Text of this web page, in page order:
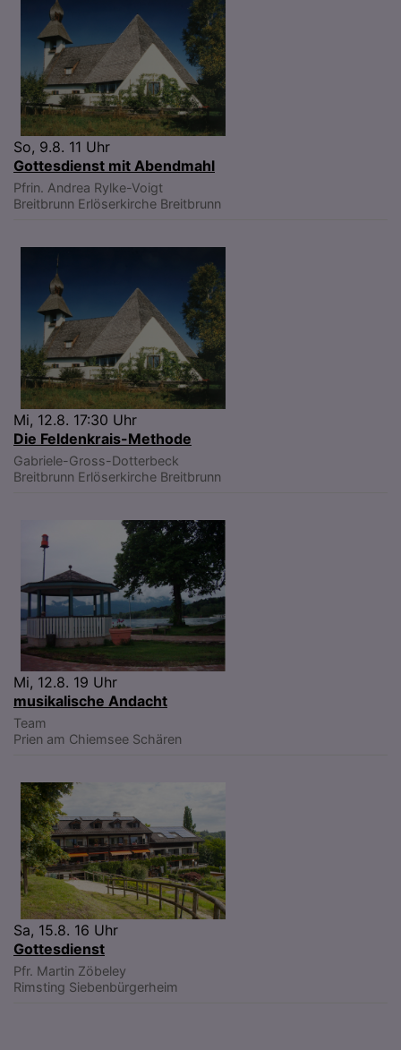
So, 9.8. 11 Uhr
Gottesdienst mit Abendmahl
Pfrin. Andrea Rylke-Voigt
Breitbrunn Erlöserkirche Breitbrunn
Mi, 12.8. 17:30 Uhr
Die Feldenkrais-Methode
Gabriele-Gross-Dotterbeck
Breitbrunn Erlöserkirche Breitbrunn
Mi, 12.8. 19 Uhr
musikalische Andacht
Team
Prien am Chiemsee Schären
Sa, 15.8. 16 Uhr
Gottesdienst
Pfr. Martin Zöbeley
Rimsting Siebenbürgerheim